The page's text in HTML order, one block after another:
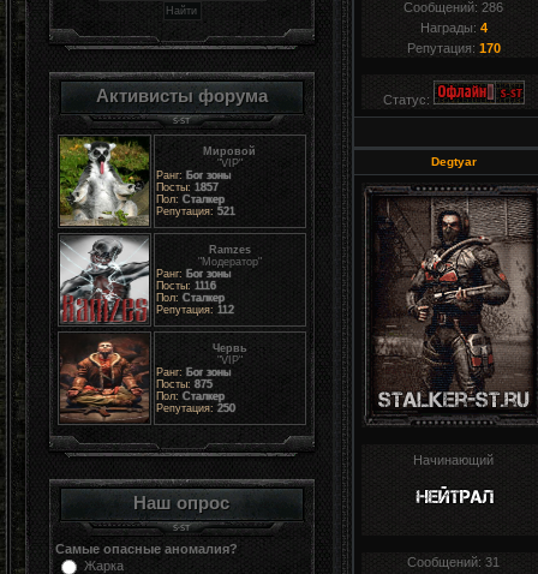
Активисты форума
Мировой
"VIP"
Ранг: Бог зоны
Посты: 1857
Пол: Сталкер
Репутация: 521
Ramzes
"Модератор"
Ранг: Бог зоны
Посты: 1116
Пол: Сталкер
Репутация: 112
Червь
"VIP"
Ранг: Бог зоны
Посты: 875
Пол: Сталкер
Репутация: 250
Наш опрос
Самые опасные аномалия?
Жарка
Сообщений:286
Награды: 4
Репутация: 170
Статус:
Degtyar
Начинающий
Сообщений:31